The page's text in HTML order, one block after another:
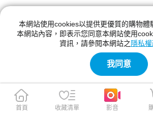
本網站使用cookies以提供更優質的購物體
本網站內容，即表示您同意本網站使用
資訊，請參閱本網站之 隱私
我同意
首頁 收藏清單 影音